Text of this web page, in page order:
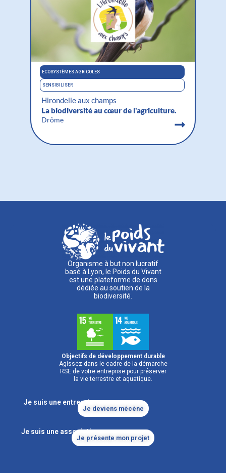
ECOSYSTÈMES AGRICOLES
SENSIBILISER
Hirondelle aux champs
La biodiversité au cœur de l'agriculture.
Drôme
Organisme à but non lucratif
basé à Lyon, le Poids du Vivant
est une plateforme de dons
dédiée au soutien de la
biodiversité.
Objectifs de développement durable
Agissez dans le cadre de la démarche
RSE de votre entreprise pour préserver
la vie terrestre et aquatique.
Je suis une entreprise
Je deviens mécène
Je suis une association
Je présente mon projet